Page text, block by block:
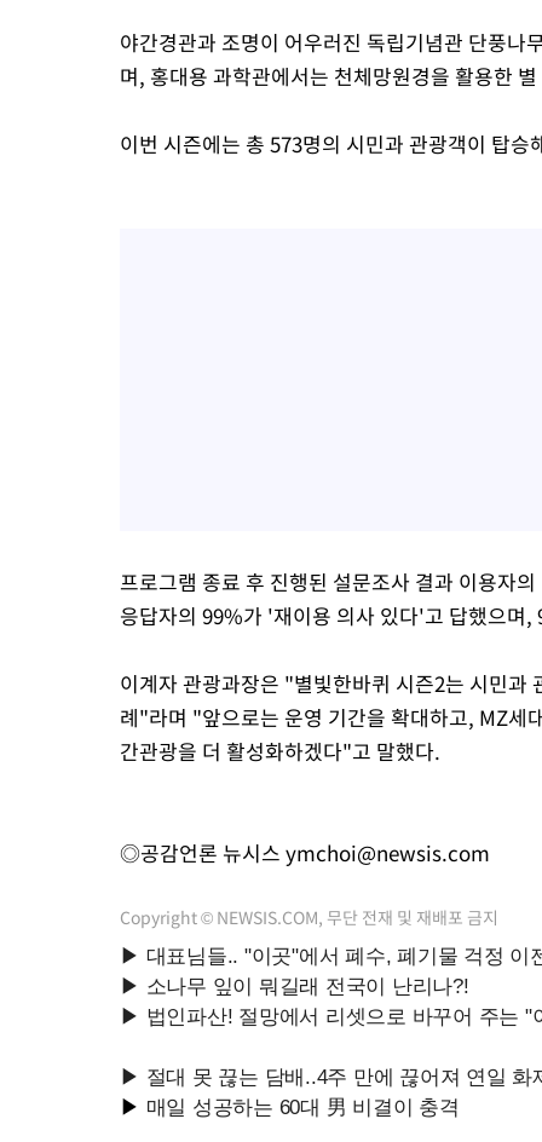
야간경관과 조명이 어우러진 독립기념관 단풍나
며, 홍대용 과학관에서는 천체망원경을 활용한
이번 시즌에는 총 573명의 시민과 관광객이 탑
프로그램 종료 후 진행된 설문조사 결과 이용자
응답자의 99%가 '재이용 의사 있다'고 답했으며
이계자 관광과장은 "별빛한바퀴 시즌2는 시민과
례"라며 "앞으로는 운영 기간을 확대하고, MZ세
간관광을 더 활성화하겠다"고 말했다.
◎공감언론 뉴시스 ymchoi@newsis.com
Copyright © NEWSIS.COM, 무단 전재 및 재배포 금지